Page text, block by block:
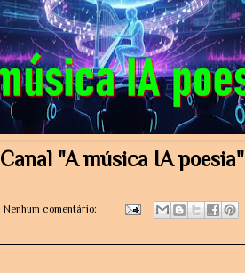
Canal "A música IA poesia"
Nenhum comentário: